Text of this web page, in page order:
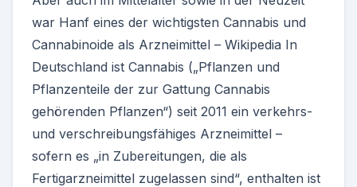
war Hanf eines der wichtigsten Cannabis und
Cannabinoide als Arzneimittel – Wikipedia In
Deutschland ist Cannabis („Pflanzen und
Pflanzenteile der zur Gattung Cannabis
gehörenden Pflanzen“) seit 2011 ein verkehrs-
und verschreibungsfähiges Arzneimittel –
sofern es „in Zubereitungen, die als
Fertigarzneimittel zugelassen sind“, enthalten ist